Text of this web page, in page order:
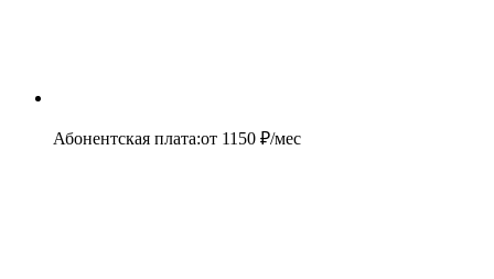
Абонентская плата:от 1150 ₽/мес